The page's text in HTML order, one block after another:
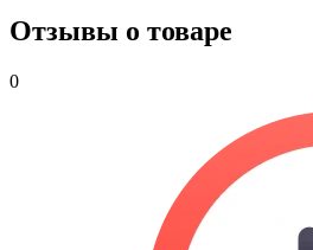
Отзывы о товаре
0